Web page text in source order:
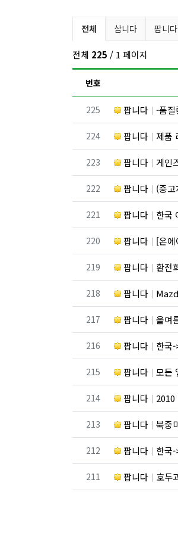
벼룩시장 분류 목
전체 삽니다 팝니다
전체 225 / 1 페이지
번호
번호
225 팝니다 -품질
번호
224 팝니다 제품
번호
223 팝니다 게인
번호
222 팝니다 (중
번호
221 팝니다 한국
번호
220 팝니다 [온에어
번호
219 팝니다 환전
번호
218 팝니다
번호
217 팝니다 올여
번호
216 팝니다 한국
번호
215 팝니다 모든 업
번호
214 팝니다
번호
213 팝니다 북중
번호
212 팝니다 한국
번호
211 팝니다 호두